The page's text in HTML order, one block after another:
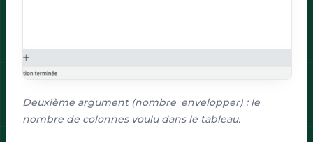
Deuxième argument (nombre_envelopper) : le
nombre de colonnes voulu dans le tableau.